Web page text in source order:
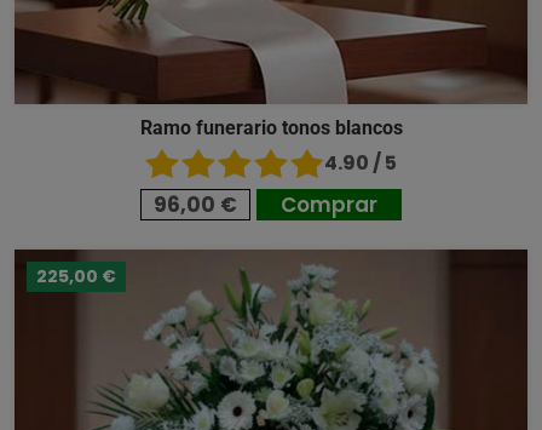
Ramo funerario tonos blancos
4.90 / 5
96,00 € Comprar
225,00 €